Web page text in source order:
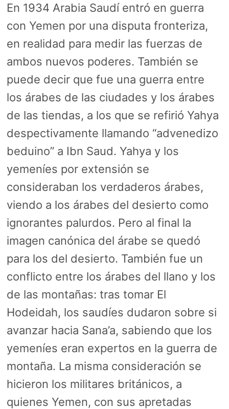
En 1934 Arabia Saudí entró en guerra
con Yemen por una disputa fronteriza,
en realidad para medir las fuerzas de
ambos nuevos poderes. También se
puede decir que fue una guerra entre
los árabes de las ciudades y los árabes
de las tiendas, a los que se refirió Yahya
despectivamente llamando “advenedizo
beduino” a Ibn Saud. Yahya y los
yemeníes por extensión se
consideraban los verdaderos árabes,
viendo a los árabes del desierto como
ignorantes palurdos. Pero al final la
imagen canónica del árabe se quedó
para los del desierto. También fue un
conflicto entre los árabes del llano y los
de las montañas: tras tomar El
Hodeidah, los saudíes dudaron sobre si
avanzar hacia Sana’a, sabiendo que los
yemeníes eran expertos en la guerra de
montaña. La misma consideración se
hicieron los militares británicos, a
quienes Yemen, con sus apretadas